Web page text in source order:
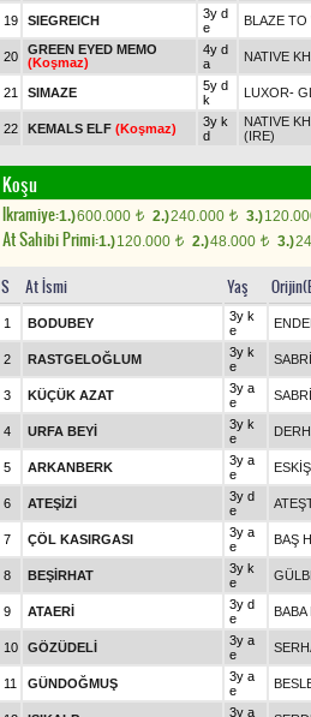
19 SIEGREICH
3y d
e
BLAZE TO
20
GREEN EYED MEMO
(Koşmaz)
4y d
a
NATIVE
21 SIMAZE
5y d
k
LUXOR-
22 KEMALS ELF (Koşmaz)
3y k
d
NATIVE
(IRE)
Koşu
Ikramiye:1.)600.000 t 2.)240.000 t 3.)
At Sahibi Primi:1.)120.000 t 2.)48.000 t 3.)
S At İsmi Yaş
1 BODUBEY
3y k
e
2 RASTGELOĞLUM
3y k
e
3 KÜÇÜK AZAT
3y a
e
4 URFA BEYİ
3y k
e
5 ARKANBERK
3y a
e
6 ATEŞİZİ
3y d
e
7 ÇÖL KASIRGASI
3y a
e
BAŞ
8 BEŞİRHAT
3y k
e
9 ATAERİ
3y d
e
BABA
10 GÖZÜDELİ
3y a
e
11 GÜNDOĞMUŞ
3y a
e
3y a